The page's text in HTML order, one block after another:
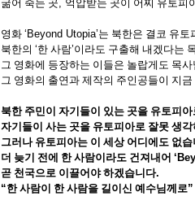
굶어 죽는 곳, 억압받는 곳이 어찌 유토피
영화 ‘Beyond Utopia’는 북한은 결코 유토
북한의 ‘한 사람’이라도 구출해 내겠다는
그 영화에 등장하는 이들은 놀랍게도 목
그 영화의 출연과 제작의 주인공들이 지
북한 주민이 자기들이 있는 곳을 유토피아
자기들이 사는 곳을 유토피아로 잘못 생
그러나 유토피아는 이 세상 어디에도 없
더 늦기 전에 한 사람이라도 건져내어
곧 천국으로 이끌어야 하겠습니다.
“한 사람이 한 사람을 길이신 예수님께로”